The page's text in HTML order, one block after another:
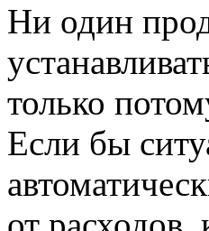
Ни один
только
Если бы